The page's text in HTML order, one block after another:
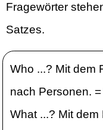
Fragewörter
Satzes.
Who ...? Mit dem
nach Personen.
What ...? Mit dem